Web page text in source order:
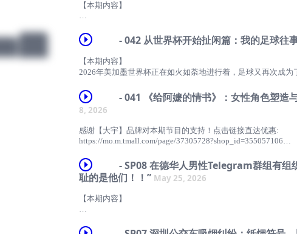
【本期内容】
网络的热点。浔阳、小海、Max和鲁韵子在中学时代攀登数学
得鼻青脸肿（所以本期副副标题是“绝望的文科生一败涂地”）
常出现，鼓起勇气大聊特聊了这几天的所思所想，特别是为什
（尤其是王虹）的成就而感到高兴和振奋呢？欢迎收听本期节
【聊天的人】
鲁韵子：一颗丢进麦田里的稗子，总会长出毒芽来。
浔阳：“阳老师”。类人生物，累人生物。
小海：一个生活在别处的得州老父亲。
【后期制作】
剪辑：老斧子，Max
- 042 从世界杯开始扯闲篇：我的足球往
【本期内容】
2026年美加墨世界杯正在如火如荼地进行着，足球又再次成为
聊了相关的话题，比如小海在达拉斯感觉到的世界杯氛围，还
是很快就开始跑题——Max分享了他从小到大与足球的缘分，
知的小朋友，变成一个热爱足球的青少年，又如何和足球渐行
反复变幻的？欢迎收听本期（录制于小组赛期间但快要决赛了
【聊天的人】
小海：一个生活在别处的得州老父亲。
Max：“麦教授”。一个抛砖的人。新浪微博：麦教授Max
【参考链接】
具象波的视频：https://www.bilibili.com/video/BV1qEL969E9c/
整单集简介
在小宇宙查看该单集文稿
- 041 《给阿嬷的情书》：女性角色塑造
8, 2026
感谢【大宇】品牌对本期节目的支持！点击链接直达优惠:
https://mo.m.tmall.com/page/37305728?shop_id=355057106
我自己家里养猫嘛，春天以后天气一转暖，他就开始疯狂掉毛
我家猫也喜欢趴在床上和沙发上睡觉。特别是猫毛有特别细，
算我不过敏，但皮肤也会发痒。一个月前我用上了大宇V5除螨
多，身上也没有痒痒的了，推荐给我的听友们~
√16500Pa强大吸力，层层穿透吸出深层脏物，一吸即净
- SP08 在德华人男性Telegram群组有组
耻的是他们！！” May 25, 2026
【本期内容】
时间在国内社媒引发热议。我们该如何理解和应对如此耸人听